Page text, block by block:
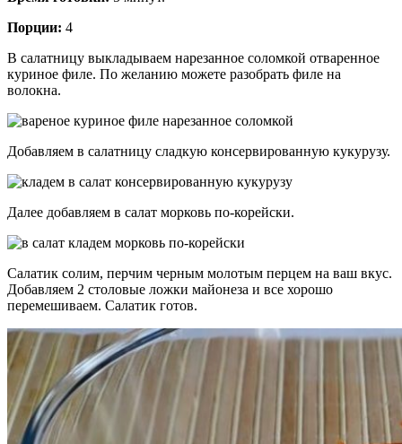
Порции: 4
В салатницу выкладываем нарезанное соломкой отваренное
куриное филе. По желанию можете разобрать филе на
волокна.
Добавляем в салатницу сладкую консервированную кукурузу.
Далее добавляем в салат морковь по-корейски.
Салатик солим, перчим черным молотым перцем на ваш вкус.
Добавляем 2 столовые ложки майонеза и все хорошо
перемешиваем. Салатик готов.